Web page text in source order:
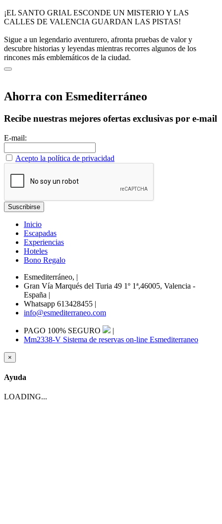
¡EL SANTO GRIAL ESCONDE UN MISTERIO Y LAS
CALLES DE VALENCIA GUARDAN LAS PISTAS!
Sigue a un legendario aventurero, afronta pruebas de valor y
descubre historias y leyendas mientras recorres algunos de los
rincones más emblemáticos de la ciudad.
Ahorra con Esmediterráneo
Recibe nuestras mejores ofertas exclusivas por e-mail
E-mail:
Acepto la política de privacidad
Inicio
Escapadas
Experiencias
Hoteles
Bono Regalo
Esmediterráneo, |
Gran Vía Marqués del Turia 49 1º 1ª,46005, Valencia -
España |
Whatsapp 613428455 |
info@esmediterraneo.com
PAGO 100% SEGURO
|
Mm2338-V Sistema de reservas on-line Esmediterraneo
×
Ayuda
LOADING...